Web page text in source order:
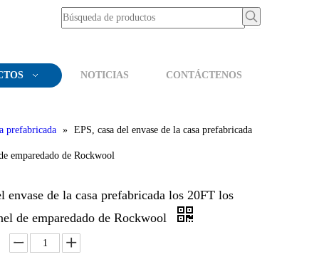
NOTICIAS CONTÁCTENOS
prefabricada » EPS, casa del envase de la casa prefabricada
emparedado de Rockwool
envase de la casa prefabricada los 20FT los
de emparedado de Rockwool